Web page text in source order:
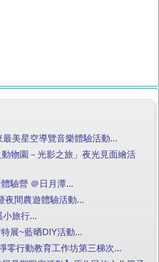
最美星空導覽音樂體驗活動...
物園－光影之旅」夜光見面繪活
驗營 ＠日月潭...
夜間農遊體驗活動...
小旅行...
展~藍晒DIY活動...
零行動教育工作坊第三梯次...